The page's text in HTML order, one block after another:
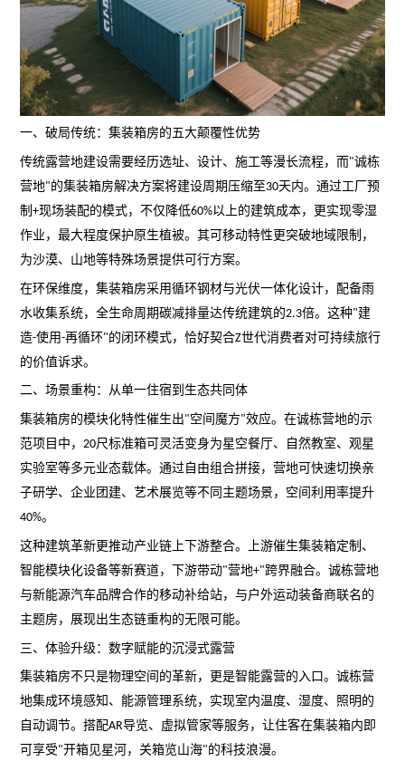
一、破局传统：集装箱房的五大颠覆性优势
传统露营地建设需要经历选址、设计、施工等漫长流程，而"诚栋
营地"的集装箱房解决方案将建设周期压缩至30天内。通过工厂预
制+现场装配的模式，不仅降低60%以上的建筑成本，更实现零湿
作业，最大程度保护原生植被。其可移动特性更突破地域限制，
为沙漠、山地等特殊场景提供可行方案。
在环保维度，集装箱房采用循环钢材与光伏一体化设计，配备雨
水收集系统，全生命周期碳减排量达传统建筑的2.3倍。这种"建
造-使用-再循环"的闭环模式，恰好契合Z世代消费者对可持续旅行
的价值诉求。
二、场景重构：从单一住宿到生态共同体
集装箱房的模块化特性催生出"空间魔方"效应。在诚栋营地的示
范项目中，20尺标准箱可灵活变身为星空餐厅、自然教室、观星
实验室等多元业态载体。通过自由组合拼接，营地可快速切换亲
子研学、企业团建、艺术展览等不同主题场景，空间利用率提升
40%。
这种建筑革新更推动产业链上下游整合。上游催生集装箱定制、
智能模块化设备等新赛道，下游带动"营地+"跨界融合。诚栋营地
与新能源汽车品牌合作的移动补给站，与户外运动装备商联名的
主题房，展现出生态链重构的无限可能。
三、体验升级：数字赋能的沉浸式露营
集装箱房不只是物理空间的革新，更是智能露营的入口。诚栋营
地集成环境感知、能源管理系统，实现室内温度、湿度、照明的
自动调节。搭配AR导览、虚拟管家等服务，让住客在集装箱内即
可享受"开箱见星河，关箱览山海"的科技浪漫。